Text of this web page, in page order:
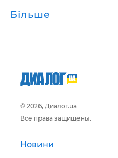
Більше
© 2026, Диалог.ua
Все права защищены.
Новини